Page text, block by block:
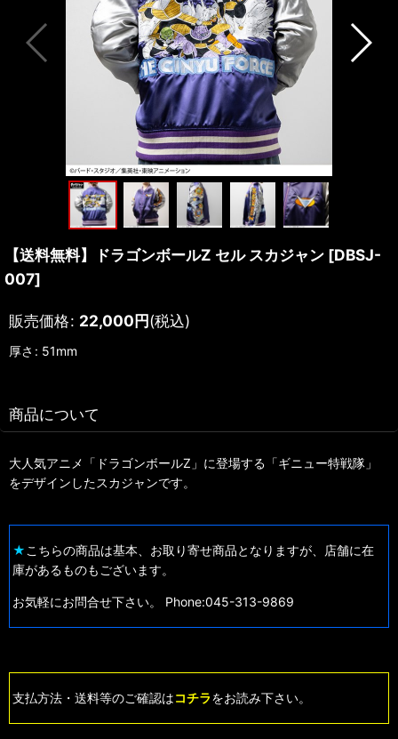
【送料無料】ドラゴンボールZ セル スカジャン [DBSJ-
007]
販売価格: 22,000円(税込)
厚さ : 51mm
商品について
大人気アニメ「ドラゴンボールZ」に登場する「ギニュー特戦隊」
をデザインしたスカジャンです。
★ こちらの商品は基本、お取り寄せ商品となりますが、店舗に在
庫があるものもございます。
お気軽にお問合せ下さい。 Phone:045-313-9869
支払方法・送料等のご確認はコチラをお読み下さい。